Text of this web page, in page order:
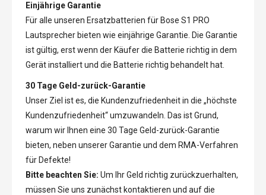
Einjährige Garantie
Für alle unseren Ersatzbatterien für Bose S1 PRO
Lautsprecher bieten wie einjährige Garantie. Die Garantie
ist gültig, erst wenn der Käufer die Batterie richtig in dem
Gerät installiert und die Batterie richtig behandelt hat.
30 Tage Geld-zurück-Garantie
Unser Ziel ist es, die Kundenzufriedenheit in die „höchste
Kundenzufriedenheit“ umzuwandeln. Das ist Grund,
warum wir Ihnen eine 30 Tage Geld-zurück-Garantie
bieten, neben unserer Garantie und dem RMA-Verfahren
für Defekte!
Bitte beachten Sie: Um Ihr Geld richtig zurückzuerhalten,
müssen Sie uns zunächst kontaktieren und auf die